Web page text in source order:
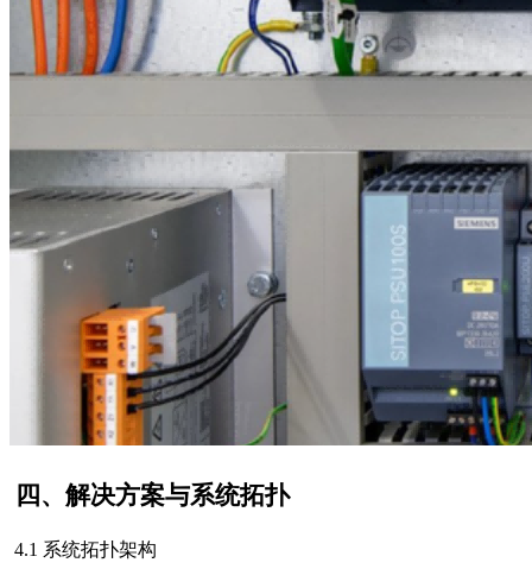
四、解决方案与系统拓扑
4.1 系统拓扑架构